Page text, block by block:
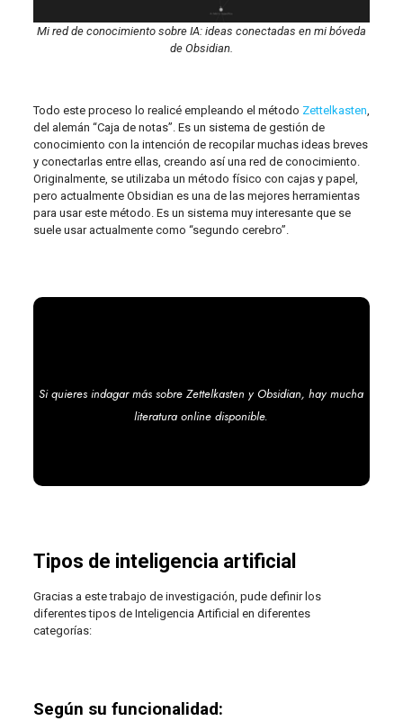
Mi red de conocimiento sobre IA: ideas conectadas en mi bóveda
de Obsidian.
Todo este proceso lo realicé empleando el método Zettelkasten,
del alemán “Caja de notas”. Es un sistema de gestión de
conocimiento con la intención de recopilar muchas ideas breves
y conectarlas entre ellas, creando así una red de conocimiento.
Originalmente, se utilizaba un método físico con cajas y papel,
pero actualmente Obsidian es una de las mejores herramientas
para usar este método. Es un sistema muy interesante que se
suele usar actualmente como “segundo cerebro”.
Si quieres indagar más sobre Zettelkasten y Obsidian, hay mucha
literatura online disponible.
Tipos de inteligencia artificial
Gracias a este trabajo de investigación, pude definir los
diferentes tipos de Inteligencia Artificial en diferentes
categorías:
Según su funcionalidad: